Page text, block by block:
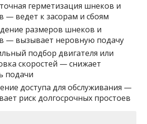
герметизация шнеков и
— ведет к засорам и сбоям
размеров шнеков и
— вызывает неровную подачу
подбор двигателя или
скоростей — снижает
подачи
доступа для обслуживания —
риск долгосрочных простоев